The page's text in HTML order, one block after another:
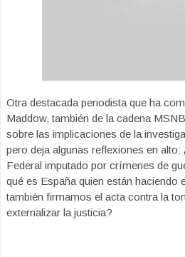
Otra destacada periodista que ha
Maddow, también de la cadena
sobre las implicaciones de la
pero deja algunas reflexiones en
Federal imputado por crímenes de
qué es España quien están haciendo
también firmamos el acta contra la
externalizar la justicia?